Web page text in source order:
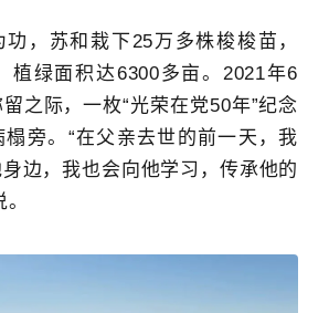
功，苏和栽下25万多株梭梭苗，
植绿面积达6300多亩。2021年6
之际，一枚“光荣在党50年”纪念
旁。“在父亲去世的前一天，我
边，我也会向他学习，传承他的